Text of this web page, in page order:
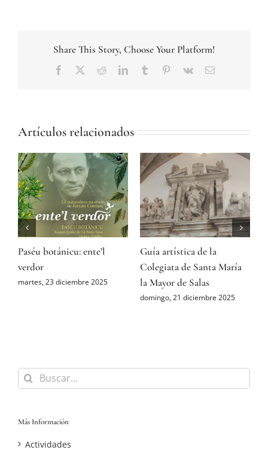
Share This Story, Choose Your Platform!
Facebook
TwitterRedditLinkedInTumblr Pinterest
Vk
Correo
Artículos relacionados
Paséu botánicu: ente’l
verdor
martes, 23 diciembre 2025
Guía artística de la
Colegiata de Santa María
la Mayor de Salas
domingo, 21 diciembre 2025
Buscar:
Más Información
Actividades